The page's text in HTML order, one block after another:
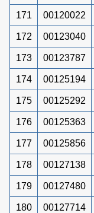
171 00120022
172 00123040
173 00123787
174 00125194
175 00125292
176 00125363
177 00125856
178 00127138
179 00127480
180 00127714